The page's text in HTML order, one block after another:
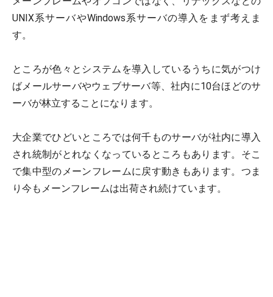
UNIX系サーバやWindows系サーバの導入をまず考えま
す。
ところが色々とシステムを導入しているうちに気がつけ
ばメールサーバやウェブサーバ等、社内に10台ほどのサ
ーバが林立することになります。
大企業でひどいところでは何千ものサーバが社内に導入
され統制がとれなくなっているところもあります。そこ
で集中型のメーンフレームに戻す動きもあります。つま
り今もメーンフレームは出荷され続けています。